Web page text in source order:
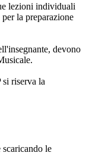
lezioni individuali
la preparazione
devono
riserva la
le